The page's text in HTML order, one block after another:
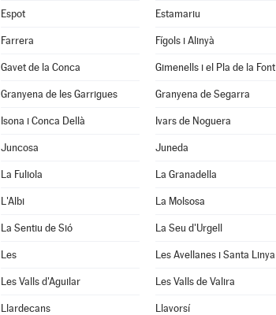
Espot Estamariu
Farrera Fígols i Alinyà
Gavet de la Conca Gimenells i el Pla de la Font
Granyena de les Garrigues Granyena de Segarra
Isona i Conca Dellà Ivars de Noguera
Juncosa Juneda
La Fuliola La Granadella
L'Albi La Molsosa
La Sentiu de Sió La Seu d'Urgell
Les Les Avellanes i Santa Linya
Les Valls d'Aguilar Les Valls de Valira
Llardecans Llavorsí